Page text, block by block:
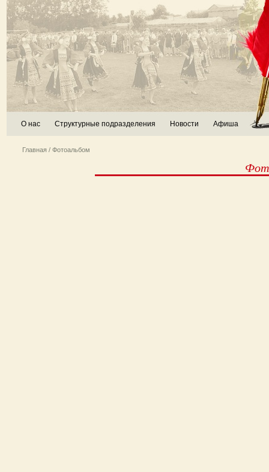
О нас Структурные подразделения Новости Афиша
Главная / Фотоальбом